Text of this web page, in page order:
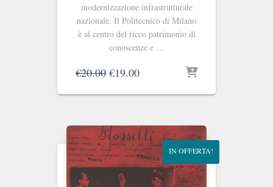
modernizzazione infrastrutturale
nazionale. Il Politecnico di Milano
è al centro del ricco patrimonio di
conoscenze e …
€20.00 Il
originale
€20.00.
€19.00Il
attuale
€19.00.
IN OFFERTA!